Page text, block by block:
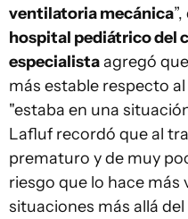
ventilatoria mecánica
hospital pediátrico del
especialistaagregó
más estable respecto
"estaba en una
Lafluf recordó que al
prematuro y de muy
riesgo que lo hace más
situaciones más allá